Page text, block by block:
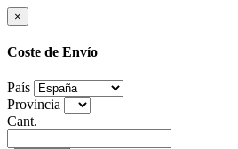
×
Coste de Envío
País
Provincia
Cant.